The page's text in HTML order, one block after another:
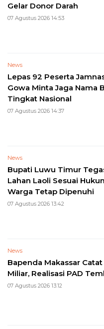
Gelar Donor Darah
07 Agustus 2026 14:53
News
Lepas 92 Peserta
Gowa Minta Jaga Nama
Tingkat Nasional
07 Agustus 2026 14:37
News
Bupati Luwu Timur
Lahan Laoli Sesuai
Warga Tetap Dipenuhi
07 Agustus 2026 13:42
News
Bapenda Makassar
Miliar, Realisasi PAD
07 Agustus 2026 13:12